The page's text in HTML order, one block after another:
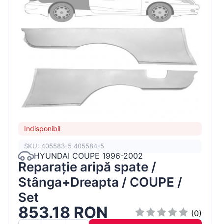
Indisponibil
SKU: 405583-5 405584-5
HYUNDAI COUPE 1996-2002
Reparație aripă spate /
Stânga+Dreapta / COUPE /
Set
853.18 RON
(0)